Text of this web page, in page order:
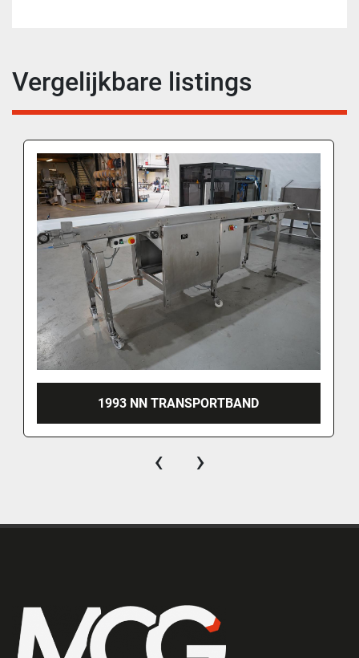
Vergelijkbare listings
1993 NN TRANSPORTBAND
‹ ›